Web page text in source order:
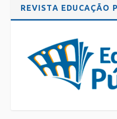
REVISTA EDUCAÇÃO